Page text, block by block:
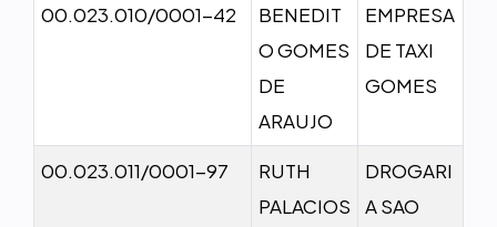
00.023.010/0001-42
BENEDIT
O GOMES
DE
ARAUJO
EMPRESA
DE TAXI
GOMES
00.023.011/0001-97
RUTH
PALACIOS
DROGARI
A SAO